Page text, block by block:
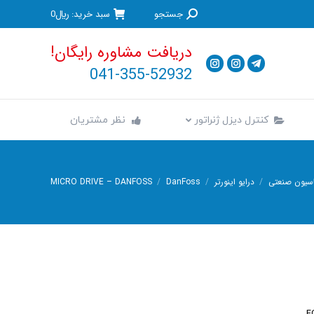
جستجو: جستجو سبد خرید: ﷼0
دریافت مشاوره رایگان!
041-355-52932
کنترل دیزل ژنراتور نظر مشتریان
صنعتی درایو اینورتر DanFoss
MICRO DRIVE – DANFOSS
کنترل دیزل ژنراتور نظر مشتریان